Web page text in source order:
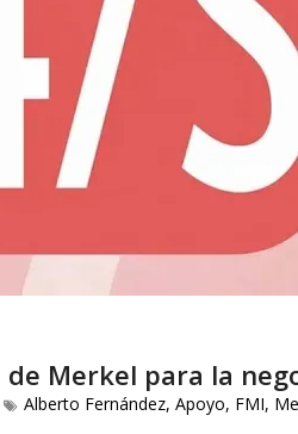
Merkel para la
Alberto Fernández, Apoyo, FMI,